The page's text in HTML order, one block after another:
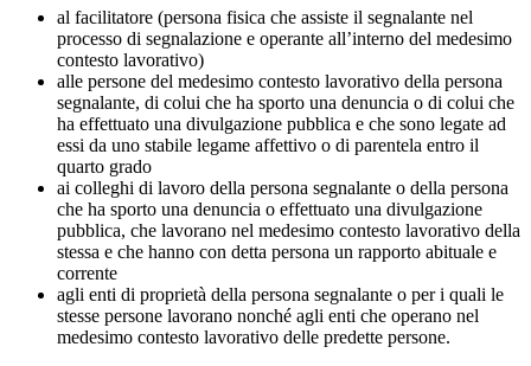
al facilitatore (persona fisica che assiste il segnalante nel
processo di segnalazione e operante all’interno del medesimo
contesto lavorativo)
alle persone del medesimo contesto lavorativo della persona
segnalante, di colui che ha sporto una denuncia o di colui che
ha effettuato una divulgazione pubblica e che sono legate ad
essi da uno stabile legame affettivo o di parentela entro il
quarto grado
ai colleghi di lavoro della persona segnalante o della persona
che ha sporto una denuncia o effettuato una divulgazione
pubblica, che lavorano nel medesimo contesto lavorativo della
stessa e che hanno con detta persona un rapporto abituale e
corrente
agli enti di proprietà della persona segnalante o per i quali le
stesse persone lavorano nonché agli enti che operano nel
medesimo contesto lavorativo delle predette persone.